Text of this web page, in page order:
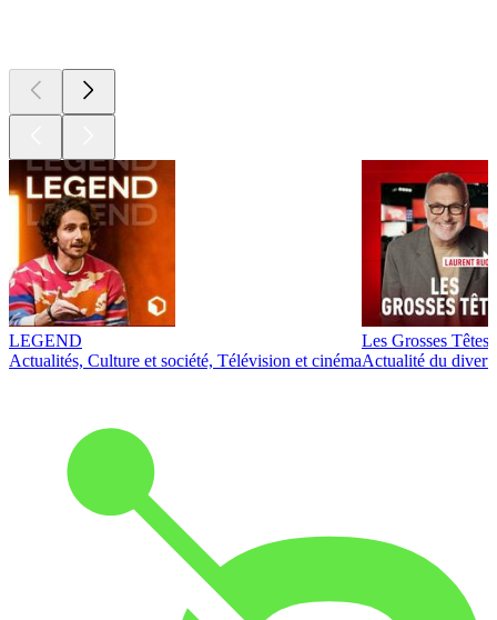
LEGEND
Actualités, Culture et société, Télévision et cinéma
Les Grosses Têtes
Actualité du